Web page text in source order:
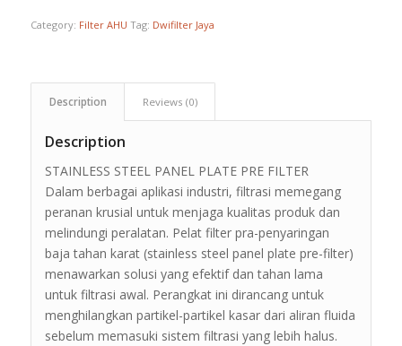
Category: Filter AHU Tag: Dwifilter Jaya
Description Reviews (0)
Description
STAINLESS STEEL PANEL PLATE PRE FILTER
Dalam berbagai aplikasi industri, filtrasi memegang
peranan krusial untuk menjaga kualitas produk dan
melindungi peralatan. Pelat filter pra-penyaringan
baja tahan karat (stainless steel panel plate pre-filter)
menawarkan solusi yang efektif dan tahan lama
untuk filtrasi awal. Perangkat ini dirancang untuk
menghilangkan partikel-partikel kasar dari aliran fluida
sebelum memasuki sistem filtrasi yang lebih halus.